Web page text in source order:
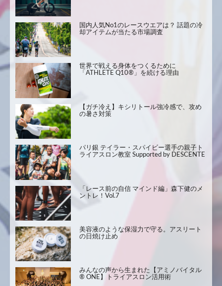
国内人気No1のレースウエアは？ 話題の冷
却アイテムが当たる市場調査
世界で戦える身体をつくるために
「ATHLETE Q10®」を続ける理由
【ガチ冷え】キシリトール強冷感で、攻め
の暑さ対策
パリ銀 テイラー・スパイビー選手の親子ト
ライアスロン教室 Supported by DESCENTE
「レース前の自信 マインド編」森下健のメ
ントレ！Vol.7
美容液のような保湿力で守る。アスリート
の日焼け止め
みんなの声から生まれた【アミノバイタル
® ONE】トライアスロン活用術